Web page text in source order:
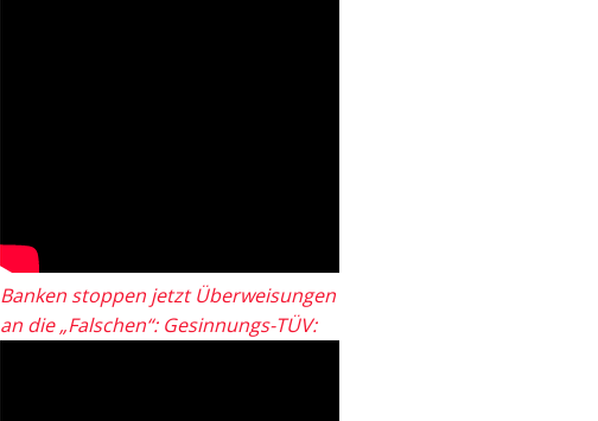
Banken stoppen jetzt Überweisungen
an die „Falschen“: Gesinnungs-TÜV: